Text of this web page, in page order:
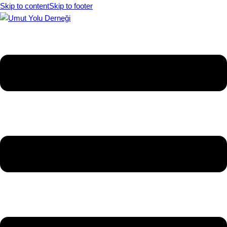
Skip to contentSkip to footer